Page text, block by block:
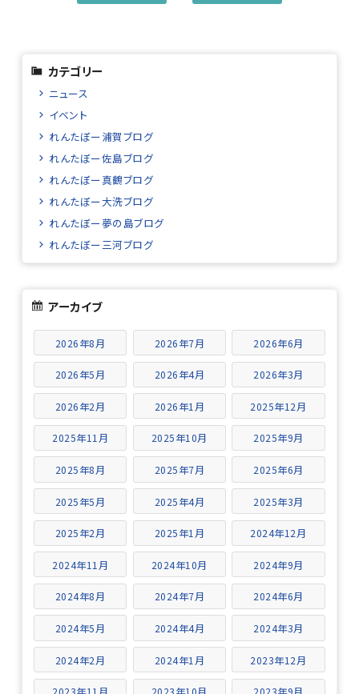
カテゴリー
ニュース
イベント
れんたぼー浦賀ブログ
れんたぼー佐島ブログ
れんたぼー真鶴ブログ
れんたぼー大洗ブログ
れんたぼー夢の島ブログ
れんたぼー三河ブログ
アーカイブ
2026年8月 2026年7月 2026年6月
2026年5月 2026年4月 2026年3月
2026年2月 2026年1月 2025年12月
2025年11月 2025年10月 2025年9月
2025年8月 2025年7月 2025年6月
2025年5月 2025年4月 2025年3月
2025年2月 2025年1月 2024年12月
2024年11月 2024年10月 2024年9月
2024年8月 2024年7月 2024年6月
2024年5月 2024年4月 2024年3月
2024年2月 2024年1月 2023年12月